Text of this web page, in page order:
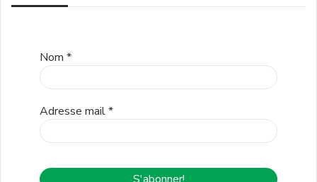
Nom *
Adresse mail*